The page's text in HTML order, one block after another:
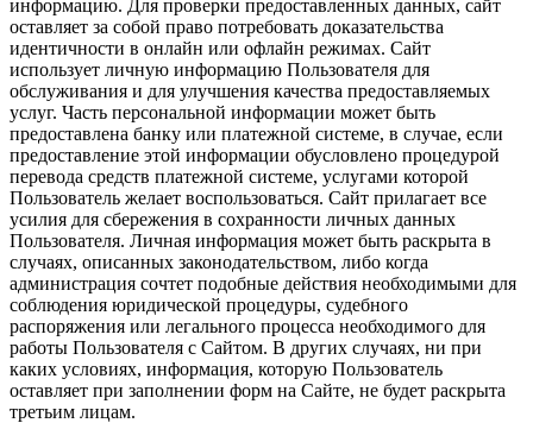
информацию. Для проверки предоставленных данных, сайт
оставляет за собой право потребовать доказательства
идентичности в онлайн или офлайн режимах. Сайт
использует личную информацию Пользователя для
обслуживания и для улучшения качества предоставляемых
услуг. Часть персональной информации может быть
предоставлена банку или платежной системе, в случае, если
предоставление этой информации обусловлено процедурой
перевода средств платежной системе, услугами которой
Пользователь желает воспользоваться. Сайт прилагает все
усилия для сбережения в сохранности личных данных
Пользователя. Личная информация может быть раскрыта в
случаях, описанных законодательством, либо когда
администрация сочтет подобные действия необходимыми для
соблюдения юридической процедуры, судебного
распоряжения или легального процесса необходимого для
работы Пользователя с Сайтом. В других случаях, ни при
каких условиях, информация, которую Пользователь
оставляет при заполнении форм на Сайте, не будет раскрыта
третьим лицам.